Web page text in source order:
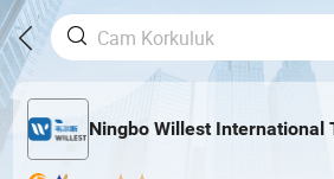
Ningbo Willest International